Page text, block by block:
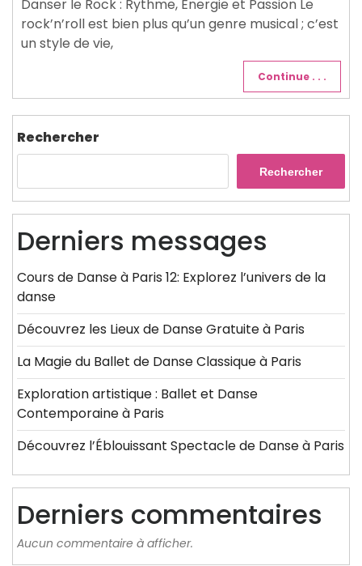
Danser le Rock : Rythme, Énergie et Passion Le
rock’n’roll est bien plus qu’un genre musical ; c’est
un style de vie,
Continue . . .
Rechercher
Rechercher
Derniers messages
Cours de Danse à Paris 12: Explorez l’univers de la
danse
Découvrez les Lieux de Danse Gratuite à Paris
La Magie du Ballet de Danse Classique à Paris
Exploration artistique : Ballet et Danse
Contemporaine à Paris
Découvrez l’Éblouissant Spectacle de Danse à Paris
Derniers commentaires
Aucun commentaire à afficher.